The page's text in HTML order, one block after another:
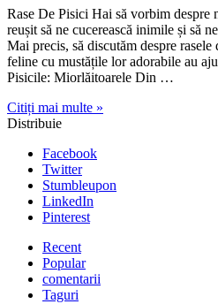
Rase De Pisici Hai să vorbim despre
reușit să ne cucerească inimile și să
Mai precis, să discutăm despre
feline cu mustățile lor adorabile au
Pisicile: Miorlăitoarele Din …
Citiți mai multe »
Distribuie
Facebook
Twitter
Stumbleupon
LinkedIn
Pinterest
Recent
Popular
comentarii
Taguri